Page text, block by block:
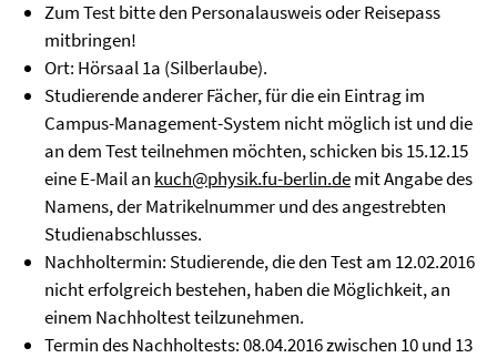
Zum Test bitte den Personalausweis oder Reisepass
mitbringen!
Ort: Hörsaal 1a (Silberlaube).
Studierende anderer Fächer, für die ein Eintrag im
Campus-Management-System nicht möglich ist und die
an dem Test teilnehmen möchten, schicken bis 15.12.15
eine E-Mail an kuch@physik.fu-berlin.demit Angabe des
Namens, der Matrikelnummer und des angestrebten
Studienabschlusses.
Nachholtermin: Studierende, die den Test am 12.02.2016
nicht erfolgreich bestehen, haben die Möglichkeit, an
einem Nachholtest teilzunehmen.
Termin des Nachholtests: 08.04.2016 zwischen 10 und 13